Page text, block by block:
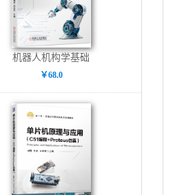
机器人机构学基础
￥68.0